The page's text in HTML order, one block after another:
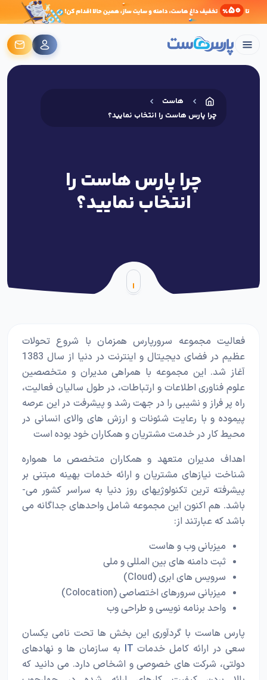
هاست
چرا پارس هاست را انتخاب نمایید؟
چرا پارس هاست را
انتخاب نمایید؟
فعالیت مجموعه سرورپارس همزمان با شروع تحولات
عظیم در فضای دیجیتال و اینترنت در دنیا از سال 1383
آغاز شد. این مجموعه با همراهی مدیران و متخصصین
علوم فناوری اطلاعات و ارتباطات، در طول سالیان فعالیت،
راه پر فراز و نشیبی را در جهت رشد و پیشرفت در این عرصه
پیموده و با رعایت شئونات و ارزش های والای انسانی در
محیط کار در خدمت مشتریان و همکاران خود بوده است
اهداف مدیران متعهد و همکاران متخصص ما همواره
شناخت نیازهای مشتریان و ارائه خدمات بهینه مبتنی بر
پیشرفته­ ترین تکنولوژی­های روز دنیا به سراسر کشور می­
باشد. هم ­اکنون این مجموعه شامل واحدهای جداگانه می
باشد که عبارتند از:
میزبانی وب و هاست
ثبت دامنه های بین المللی و ملی
سرویس های ابری (Cloud)
میزبانی سرورهای اختصاصی (Colocation)
واحد برنامه نویسی و طراحی وب
پارس هاست با گردآوری این بخش ­ها تحت نامی یکسان
سعی در ارائه کامل خدماتIT
به سازمان ها و نهادهای
دولتی، شرکت­ های خصوصی و اشخاص دارد. می ­دانید که